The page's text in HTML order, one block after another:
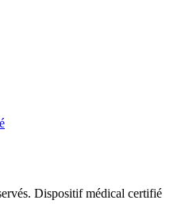
Dispositif médical certifié